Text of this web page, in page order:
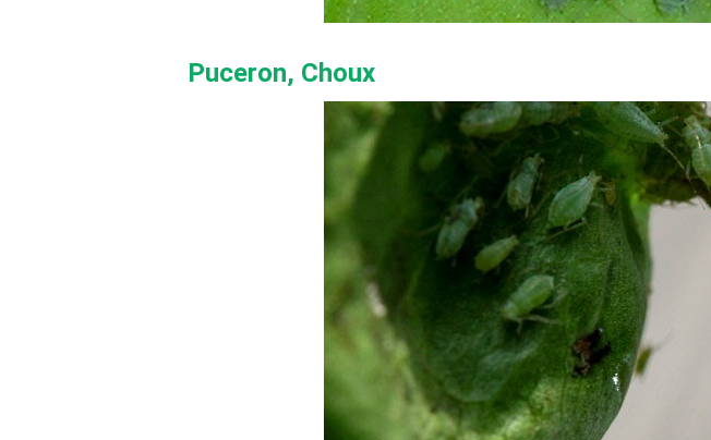
Puceron, Choux